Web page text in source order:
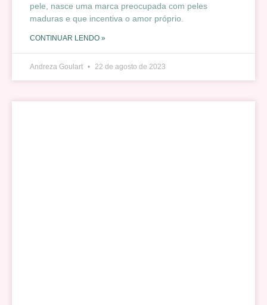
pele, nasce uma marca preocupada com peles
maduras e que incentiva o amor próprio.
CONTINUAR LENDO »
Andreza Goulart 22 de agosto de 2023